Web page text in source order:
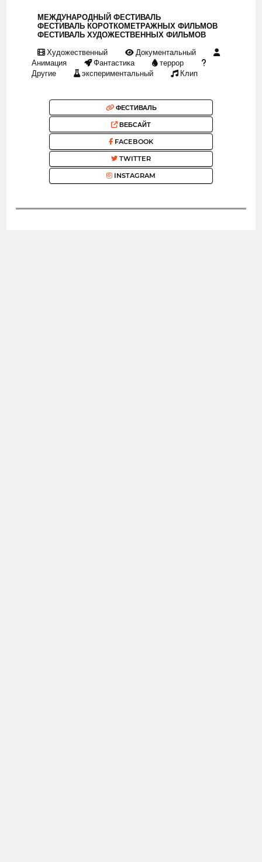
МЕЖДУНАРОДНЫЙ ФЕСТИВАЛЬ
ФЕСТИВАЛЬ КОРОТКОМЕТРАЖНЫХ ФИЛЬМОВ
ФЕСТИВАЛЬ ХУДОЖЕСТВЕННЫХ ФИЛЬМОВ
Художественный
Документальный
Анимация
Фантастика
террор
Другие
экспериментальный Клип
ФЕСТИВАЛЬ
ВЕБСАЙТ
FACEBOOK
TWITTER
INSTAGRAM